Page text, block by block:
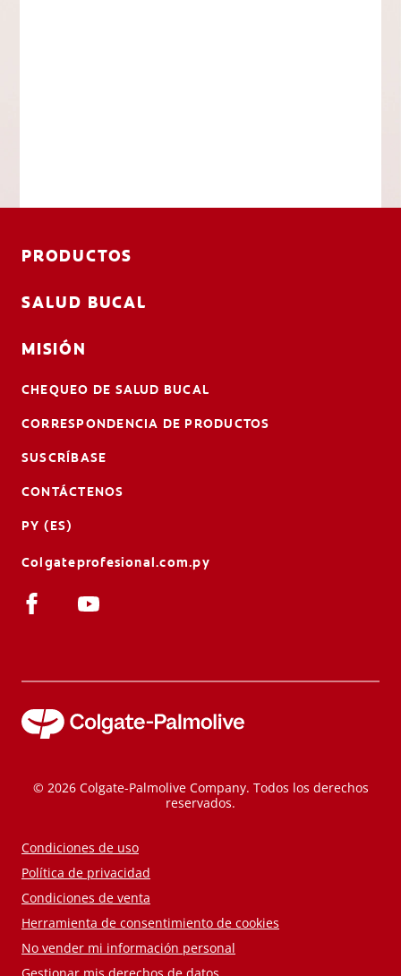
PRODUCTOS
SALUD BUCAL
MISIÓN
CHEQUEO DE SALUD BUCAL
CORRESPONDENCIA DE PRODUCTOS
SUSCRÍBASE
CONTÁCTENOS
PY (ES)
Colgateprofesional.com.py
© 2026 Colgate-Palmolive Company. Todos los derechos
reservados.
Condiciones de uso
Política de privacidad
Condiciones de venta
Herramienta de consentimiento de cookies
No vender mi información personal